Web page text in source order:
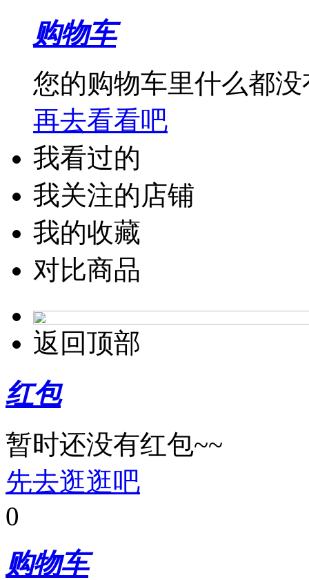
购物车
您的购物车里什么都没
再去看看吧
我看过的
我关注的店铺
我的收藏
对比商品
返回顶部
红包
暂时还没有红包~~
先去逛逛吧
0
购物车